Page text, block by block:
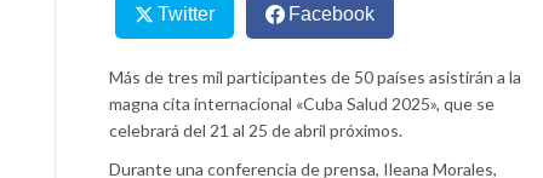
Twitter Facebook
Más de tres mil participantes de 50 países asistirán a la
magna cita internacional «Cuba Salud 2025», que se
celebrará del 21 al 25 de abril próximos.
Durante una conferencia de prensa, Ileana Morales,